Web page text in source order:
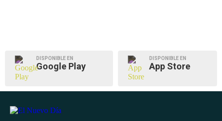
DISPONIBLE EN
Google Play
DISPONIBLE EN
App Store